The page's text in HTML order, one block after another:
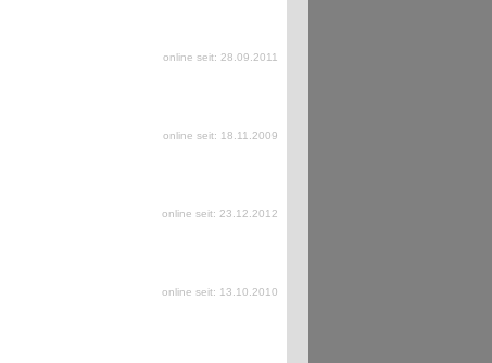
online seit: 28.09.2011
online seit: 18.11.2009
online seit: 23.12.2012
online seit: 13.10.2010